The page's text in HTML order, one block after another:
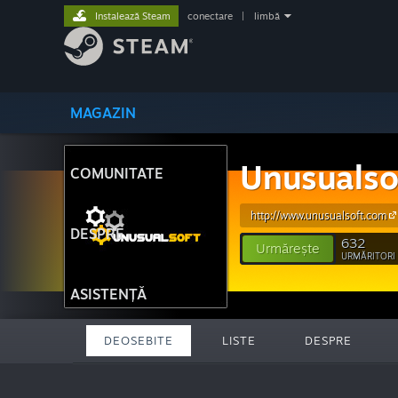
MAGAZIN
COMUNITATE
DESPRE
ASISTENȚĂ
Instalează Steam conectare limbă
http://www.unusualsoft.com
Urmărește 632
URMĂRITORI
DEOSEBITE LISTE DESPRE